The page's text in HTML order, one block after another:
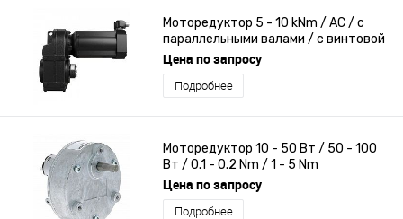
Моторедуктор 5 - 10 kNm / AC / с
параллельными валами / с винтовой
зубчатой передачей
Цена по запросу
Подробнее
Моторедуктор 10 - 50 Вт / 50 - 100
Вт / 0.1 - 0.2 Nm / 1 - 5 Nm
Цена по запросу
Подробнее